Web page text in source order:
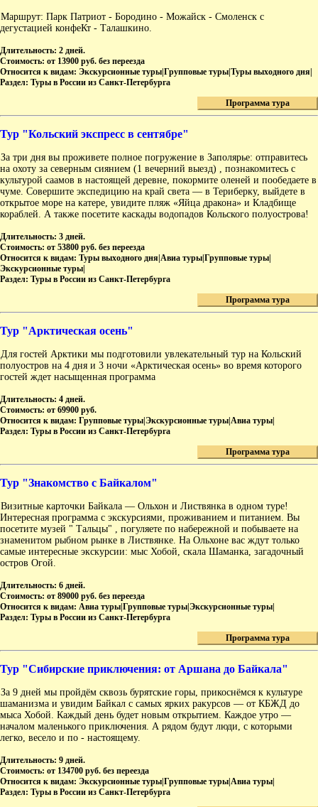
Маршрут: Парк Патриот - Бородино - Можайск - Смоленск с
дегустацией конфеКт - Талашкино.
Длительность: 2 дней.
Стоимость: от 13900 руб. без переезда
Относится к видам: Экскурсионные туры|Групповые туры|Туры выходного дня|
Раздел: Туры в России из Санкт-Петербурга
Программа тура
Тур "Кольский экспресс в сентябре"
За три дня вы проживете полное погружение в Заполярье: отправитесь
на охоту за северным сиянием (1 вечерний выезд) , познакомитесь с
культурой саамов в настоящей деревне, покормите оленей и пообедаете в
чуме. Совершите экспедицию на край света — в Териберку, выйдете в
открытое море на катере, увидите пляж «Яйца дракона» и Кладбище
кораблей. А также посетите каскады водопадов Кольского полуострова!
Длительность: 3 дней.
Стоимость: от 53800 руб. без переезда
Относится к видам: Туры выходного дня|Авиа туры|Групповые туры|
Экскурсионные туры|
Раздел: Туры в России из Санкт-Петербурга
Программа тура
Тур "Арктическая осень"
Для гостей Арктики мы подготовили увлекательный тур на Кольский
полуостров на 4 дня и 3 ночи «Арктическая осень» во время которого
гостей ждет насыщенная программа
Длительность: 4 дней.
Стоимость: от 69900 руб.
Относится к видам: Групповые туры|Экскурсионные туры|Авиа туры|
Раздел: Туры в России из Санкт-Петербурга
Программа тура
Тур "Знакомство с Байкалом"
Визитные карточки Байкала — Ольхон и Листвянка в одном туре!
Интересная программа с экскурсиями, проживанием и питанием. Вы
посетите музей " Тальцы" , погуляете по набережной и побываете на
знаменитом рыбном рынке в Листвянке. На Ольхоне вас ждут только
самые интересные экскурсии: мыс Хобой, скала Шаманка, загадочный
остров Огой.
Длительность: 6 дней.
Стоимость: от 89000 руб. без переезда
Относится к видам: Авиа туры|Групповые туры|Экскурсионные туры|
Раздел: Туры в России из Санкт-Петербурга
Программа тура
Тур "Сибирские приключения: от Аршана до Байкала"
За 9 дней мы пройдём сквозь бурятские горы, прикоснёмся к культуре
шаманизма и увидим Байкал с самых ярких ракурсов — от КБЖД до
мыса Хобой. Каждый день будет новым открытием. Каждое утро —
началом маленького приключения. А рядом будут люди, с которыми
легко, весело и по - настоящему.
Длительность: 9 дней.
Стоимость: от 134700 руб. без переезда
Относится к видам: Экскурсионные туры|Групповые туры|Авиа туры|
Раздел: Туры в России из Санкт-Петербурга